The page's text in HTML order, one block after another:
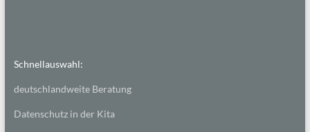
Schnellauswahl:
deutschlandweite Beratung
Datenschutz in der Kita